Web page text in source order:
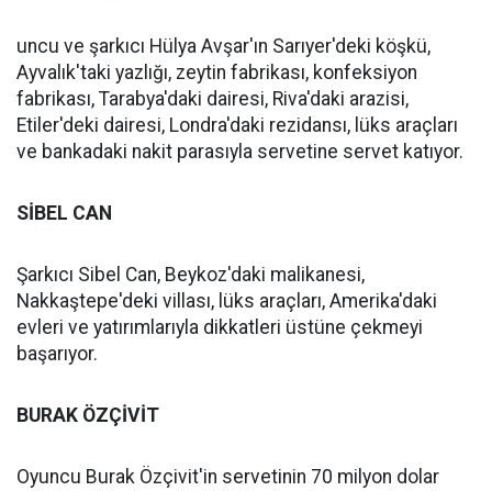
uncu ve şarkıcı Hülya Avşar'ın Sarıyer'deki köşkü,
Ayvalık'taki yazlığı, zeytin fabrikası, konfeksiyon
fabrikası, Tarabya'daki dairesi, Riva'daki arazisi,
Etiler'deki dairesi, Londra'daki rezidansı, lüks araçları
ve bankadaki nakit parasıyla servetine servet katıyor.
SİBEL CAN
Şarkıcı Sibel Can, Beykoz'daki malikanesi,
Nakkaştepe'deki villası, lüks araçları, Amerika'daki
evleri ve yatırımlarıyla dikkatleri üstüne çekmeyi
başarıyor.
BURAK ÖZÇİVİT
Oyuncu Burak Özçivit'in servetinin 70 milyon dolar